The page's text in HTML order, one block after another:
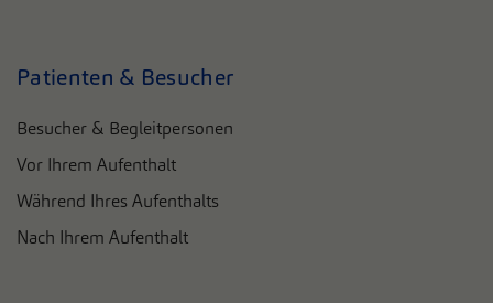
Patienten & Besucher
Besucher & Begleitpersonen
Vor Ihrem Aufenthalt
Während Ihres Aufenthalts
Nach Ihrem Aufenthalt